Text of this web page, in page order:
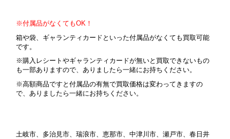
※付属品がなくてもOK！
箱や袋、ギャランティカードといった付属品がなくても買取可能
です。
※購入レシートやギャランティカードが無いと買取できないもの
も一部ありますので、ありましたら一緒にお持ちください。
※高額商品ですと付属品の有無で買取価格は変わってきますの
で、ありましたら一緒にお持ちください。
土岐市、多治見市、瑞浪市、恵那市、中津川市、瀬戸市、春日井